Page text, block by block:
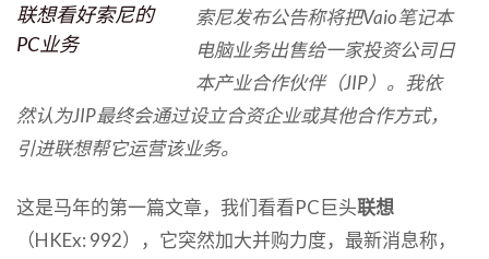
联想看好索尼的
PC业务
索尼发布公告称将把Vaio笔记本
电脑业务出售给一家投资公司日
本产业合作伙伴（JIP）。我依
然认为JIP最终会通过设立合资企业或其他合作方式，
引进联想帮它运营该业务。
这是马年的第一篇文章，我们看看PC巨头联想
（HKEx: 992），它突然加大并购力度，最新消息称，